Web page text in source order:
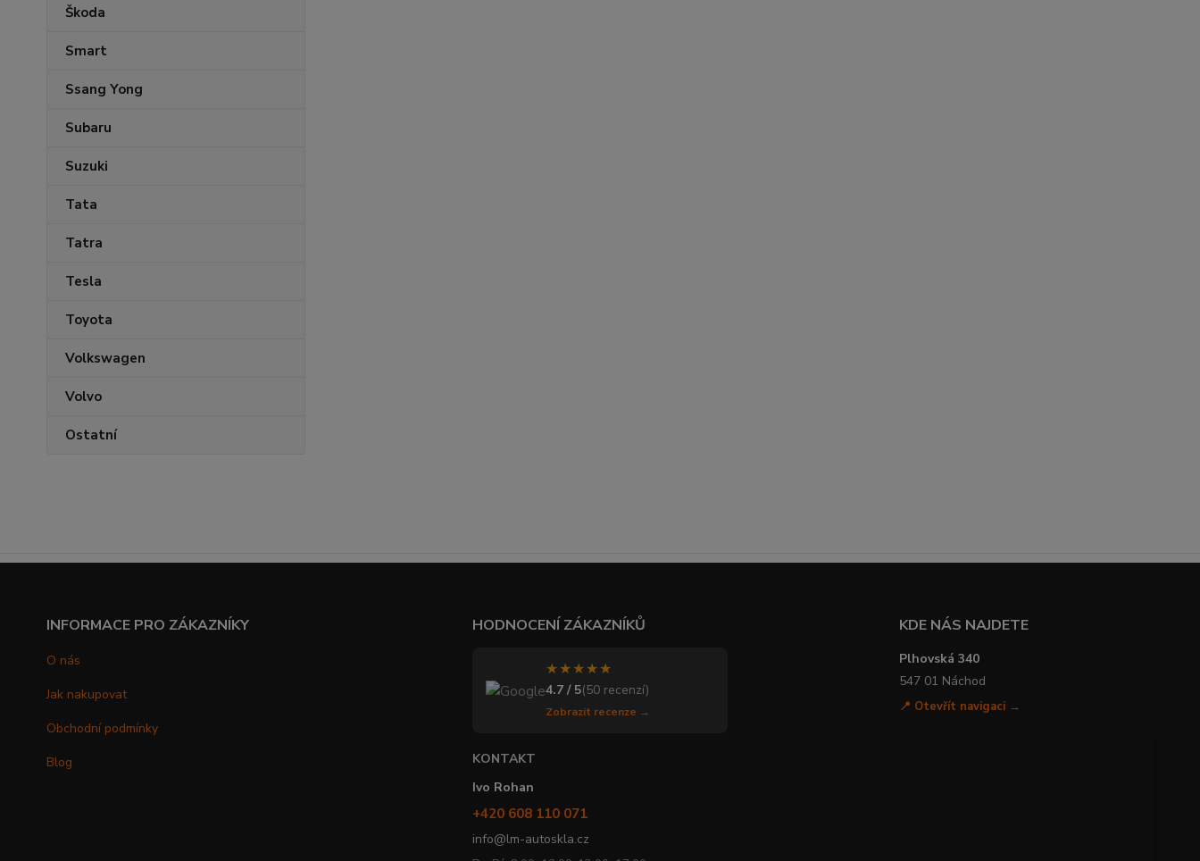
Škoda
Smart
Ssang Yong
Subaru
Suzuki
Tata
Tatra
Tesla
Toyota
Volkswagen
Volvo
Ostatní
INFORMACE PRO ZÁKAZNÍKY
O nás
Jak nakupovat
Obchodní podmínky
Blog
HODNOCENÍ ZÁKAZNÍKŮ
★★★★★
4.7 / 5(50 recenzí)
Zobrazit recenze →
KONTAKT
Ivo Rohan
+420 608 110 071
info@lm-autoskla.cz
KDE NÁS NAJDETE
Plhovská 340
547 01 Náchod
📍 Otevřít navigaci →